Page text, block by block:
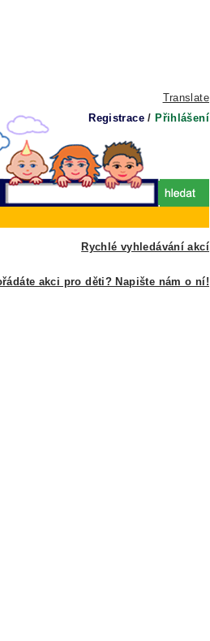
Translate
Registrace / Přihlášení
Rychlé vyhledávání akcí
akci pro děti? Napište nám o ní!